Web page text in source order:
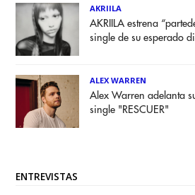
AKRIILA
AKRIILA estrena
single de su esperado
ALEX WARREN
Alex Warren adelanta
single "RESCUER"
ENTREVISTAS